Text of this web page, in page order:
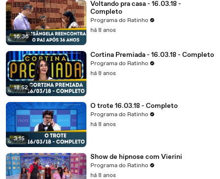
16:36
Voltando pra casa - 16.03.18 -
Completo
Programa do Ratinho
há 8 anos
18:52
Cortina Premiada - 16.03.18 - Completo
Programa do Ratinho
há 8 anos
3:15
O trote 16.03.18 - Completo
Programa do Ratinho
há 8 anos
Show de hipnose com Vierini
Programa do Ratinho
há 8 anos